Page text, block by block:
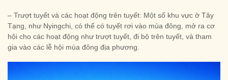
– Trượt tuyết và các hoạt động trên tuyết: Một số khu vực ở Tây
Tạng, như Nyingchi, có thể có tuyết rơi vào mùa đông, mở ra cơ
hội cho các hoạt động như trượt tuyết, đi bộ trên tuyết, và tham
gia vào các lễ hội mùa đông địa phương.